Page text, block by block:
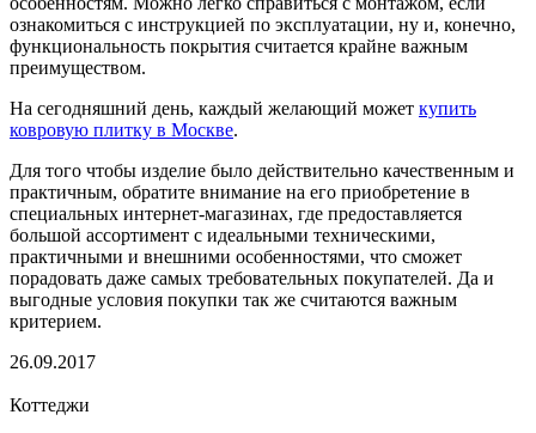
ознакомиться с инструкцией по эксплуатации, ну и, конечно,
функциональность покрытия считается крайне важным
преимуществом.
На сегодняшний день, каждый желающий может купить
ковровую плитку в Москве.
Для того чтобы изделие было действительно качественным и
практичным, обратите внимание на его приобретение в
специальных интернет-магазинах, где предоставляется
большой ассортимент с идеальными техническими,
практичными и внешними особенностями, что сможет
порадовать даже самых требовательных покупателей. Да и
выгодные условия покупки так же считаются важным
критерием.
26.09.2017
Коттеджи